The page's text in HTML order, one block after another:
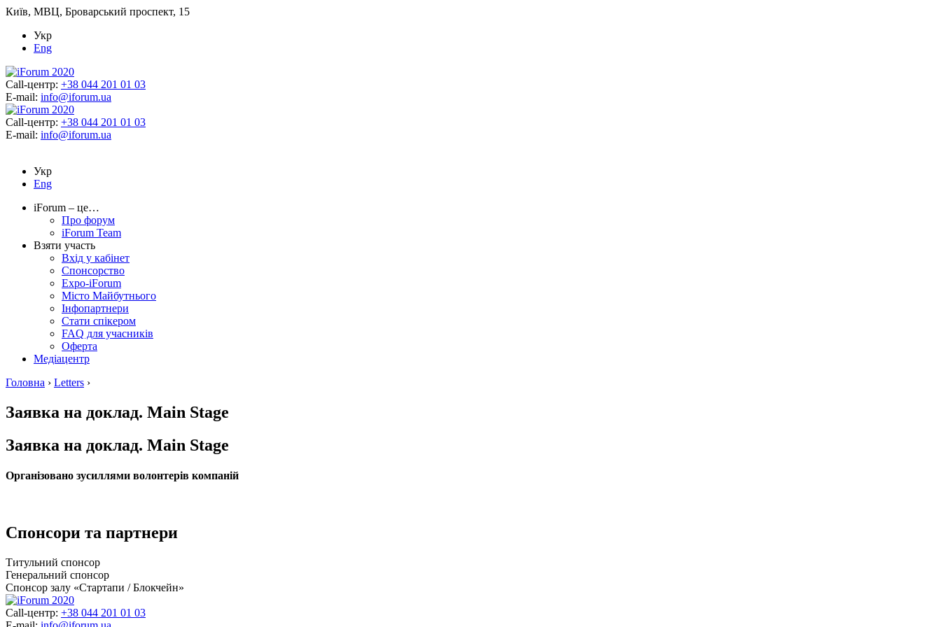
Київ, МВЦ, Броварський проспект, 15
Укр
Eng
Call-центр: +38 044 201 01 03
E-mail: info@iforum.ua
Call-центр: +38 044 201 01 03
E-mail: info@iforum.ua
Укр
Eng
iForum – це…
Про форум
iForum Team
Взяти участь
Вхід у кабінет
Спонсорство
Expo-iForum
Місто Майбутнього
Інфопартнери
Стати спікером
FAQ для учасників
Оферта
Медіацентр
Головна › Letters ›
Заявка на доклад. Main Stage
Заявка на доклад. Main Stage
Організовано зусиллями волонтерів компаній
Спонсори та партнери
Титульний спонсор
Генеральний спонсор
Спонсор залу «Стартапи / Блокчейн»
Call-центр: +38 044 201 01 03